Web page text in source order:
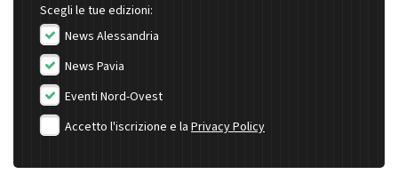
Scegli le tue edizioni:
News Alessandria
News Pavia
Eventi Nord-Ovest
Accetto l'iscrizione e la Privacy Policy